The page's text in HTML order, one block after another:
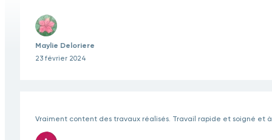
Maylie Deloriere
23 février 2024
Vraiment content des travaux réalisés. Travail rapide et soigné et